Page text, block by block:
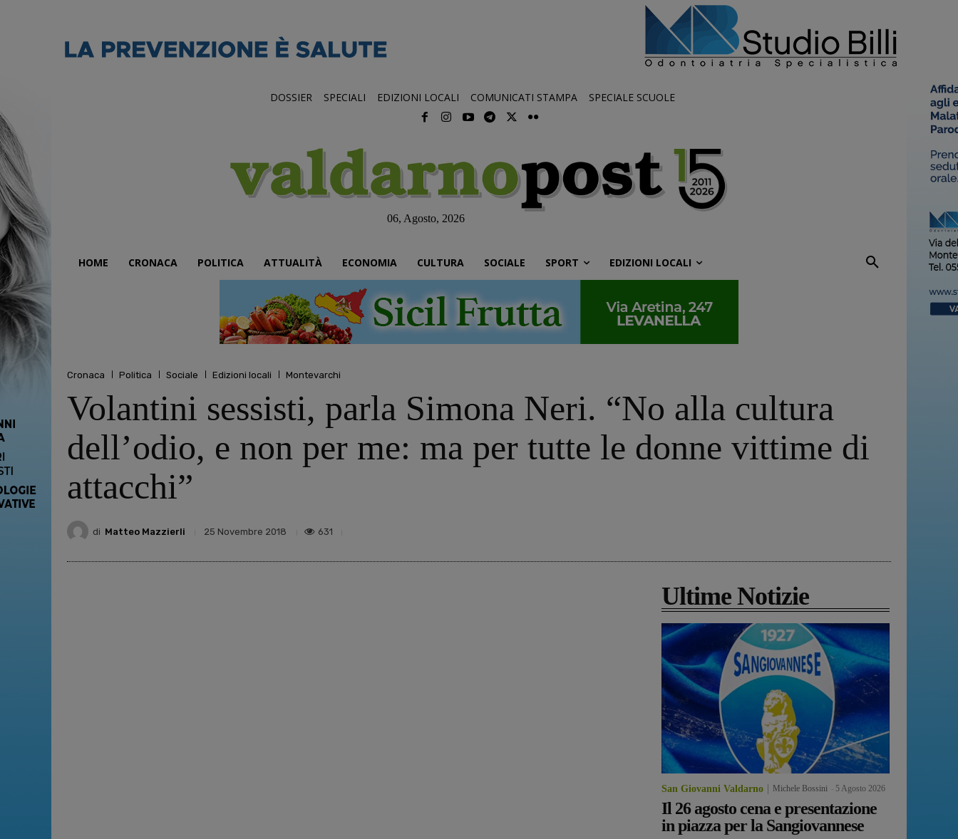
DOSSIER SPECIALI EDIZIONI LOCALI COMUNICATI STAMPA SPECIALE SCUOLE
06, Agosto, 2026
HOME CRONACA POLITICA ATTUALITÀ ECONOMIA CULTURA SOCIALE SPORT EDIZIONI LOCALI
Cronaca Politica Sociale Edizioni locali Montevarchi
Volantini sessisti, parla Simona Neri. “No alla cultura
dell’odio, e non per me: ma per tutte le donne vittime di
attacchi”
di Matteo Mazzierli 25 Novembre 2018 631
Ultime Notizie
San Giovanni Valdarno Michele Bossini 5 Agosto 2026
Il 26 agosto cena e presentazione
in piazza per la Sangiovannese